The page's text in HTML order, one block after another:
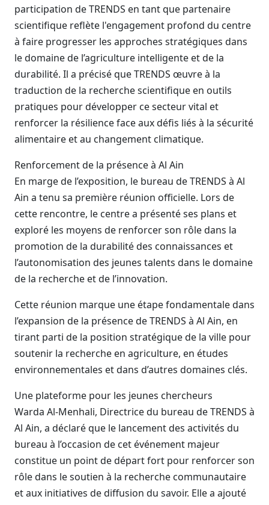
participation de TRENDS en tant que partenaire
scientifique reflète l'engagement profond du centre
à faire progresser les approches stratégiques dans
le domaine de l’agriculture intelligente et de la
durabilité. Il a précisé que TRENDS œuvre à la
traduction de la recherche scientifique en outils
pratiques pour développer ce secteur vital et
renforcer la résilience face aux défis liés à la sécurité
alimentaire et au changement climatique.
Renforcement de la présence à Al Ain
En marge de l’exposition, le bureau de TRENDS à Al
Ain a tenu sa première réunion officielle. Lors de
cette rencontre, le centre a présenté ses plans et
exploré les moyens de renforcer son rôle dans la
promotion de la durabilité des connaissances et
l’autonomisation des jeunes talents dans le domaine
de la recherche et de l’innovation.
Cette réunion marque une étape fondamentale dans
l’expansion de la présence de TRENDS à Al Ain, en
tirant parti de la position stratégique de la ville pour
soutenir la recherche en agriculture, en études
environnementales et dans d’autres domaines clés.
Une plateforme pour les jeunes chercheurs
Warda Al-Menhali, Directrice du bureau de TRENDS à
Al Ain, a déclaré que le lancement des activités du
bureau à l’occasion de cet événement majeur
constitue un point de départ fort pour renforcer son
rôle dans le soutien à la recherche communautaire
et aux initiatives de diffusion du savoir. Elle a ajouté